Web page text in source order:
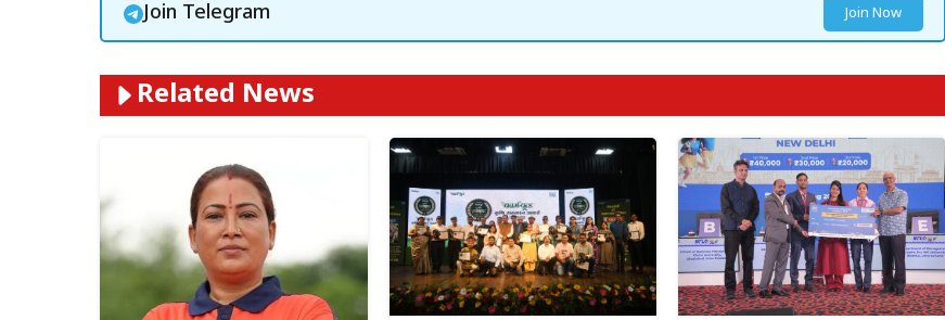
Join Telegram Join Now
Related News